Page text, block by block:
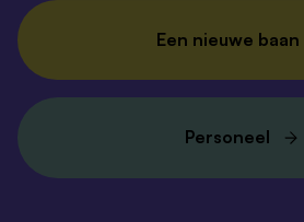
Een nieuwe baan
Personeel